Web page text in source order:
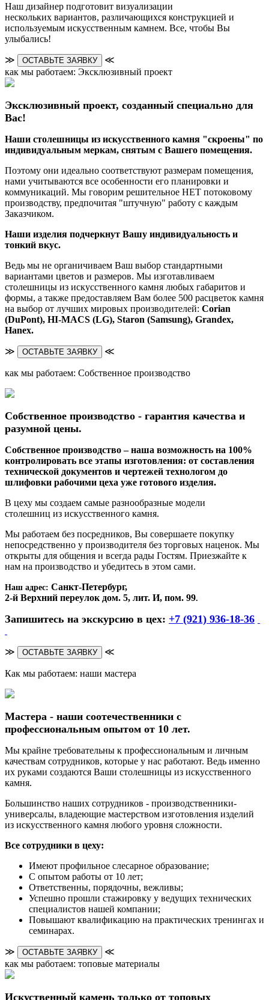
Наш дизайнер подготовит визуализации
нескольких вариантов, различающихся конструкцией и
используемым искусственным камнем. Все, чтобы Вы
улыбались!
≫ ОСТАВЬТЕ ЗАЯВКУ
≪
как мы работаем: Эксклюзивный проект
Эксклюзивный проект, созданный специально для
Вас!
Наши столешницы из искусственного камня "скроены" по
индивидуальным меркам, снятым с Вашего помещения.
Поэтому они идеально соответствуют размерам помещения,
нами учитываются все особенности его планировки и
коммуникаций. Мы говорим решительное НЕТ потоковому
производству, предпочитая "штучную" работу с каждым
Заказчиком.
Наши изделия подчеркнут Вашу индивидуальность и
тонкий вкус.
Ведь мы не органичиваем Ваш выбор стандартными
вариантами цветов и размеров. Мы изготавливаем
столешницы из искусственного камня любых габаритов и
формы, а также предоставляем Вам более 500 расцветок камня
на выбор от лучших мировых производителей: Corian
(DuPont), HI-MACS (LG), Staron (Samsung), Grandex,
Hanex.
≫ ОСТАВЬТЕ ЗАЯВКУ ≪
как мы работаем: Собственное производство
Собственное производство - гарантия качества и
разумной цены.
Собственное производство – наша возможность на 100%
контролировать все этапы изготовления: от составления
технической документов и чертежей технологом до
шлифовки рабочими цеха уже готового изделия.
В цеху мы создаем самые разнообразные модели
столешниц из искусственного камня.
Мы работаем без посредников, Вы совершаете покупку
непосредственно у производителя без торговых наценок. Мы
открыты для общения и всегда рады Гостям. Приезжайте к
нам на производство и убедитесь в этом сами.
Наш адрес: Санкт-Петербург,
2-й Верхний переулок дом. 5, лит. И, пом. 99.
Запишитесь на экскурсию в цех: +7 (921) 936-18-36
≫ ОСТАВЬТЕ ЗАЯВКУ ≪
Как мы работаем: наши мастера
Мастера - наши соотечественники с
профессиональным опытом от 10 лет.
Мы крайне требовательны к профессиональным и личным
качествам сотрудников, которые у нас работают. Ведь именно
их руками создаются Ваши столешницы из искусственного
камня.
Большинство наших сотрудников - производственники-
универсалы, владеющие мастерством изготовления изделий
из искусственного камня любого уровня сложности.
Все сотрудники в цеху:
Имеют профильное слесарное образование;
С опытом работы от 10 лет;
Ответственны, порядочны, вежливы;
Успешно прошли стажировку у ведущих технических
специалистов нашей компании;
Повышают квалификацию на практических тренингах и
семинарах.
≫ ОСТАВЬТЕ ЗАЯВКУ
≪
как мы работаем: топовые материалы
Искуственный камень только от топовых